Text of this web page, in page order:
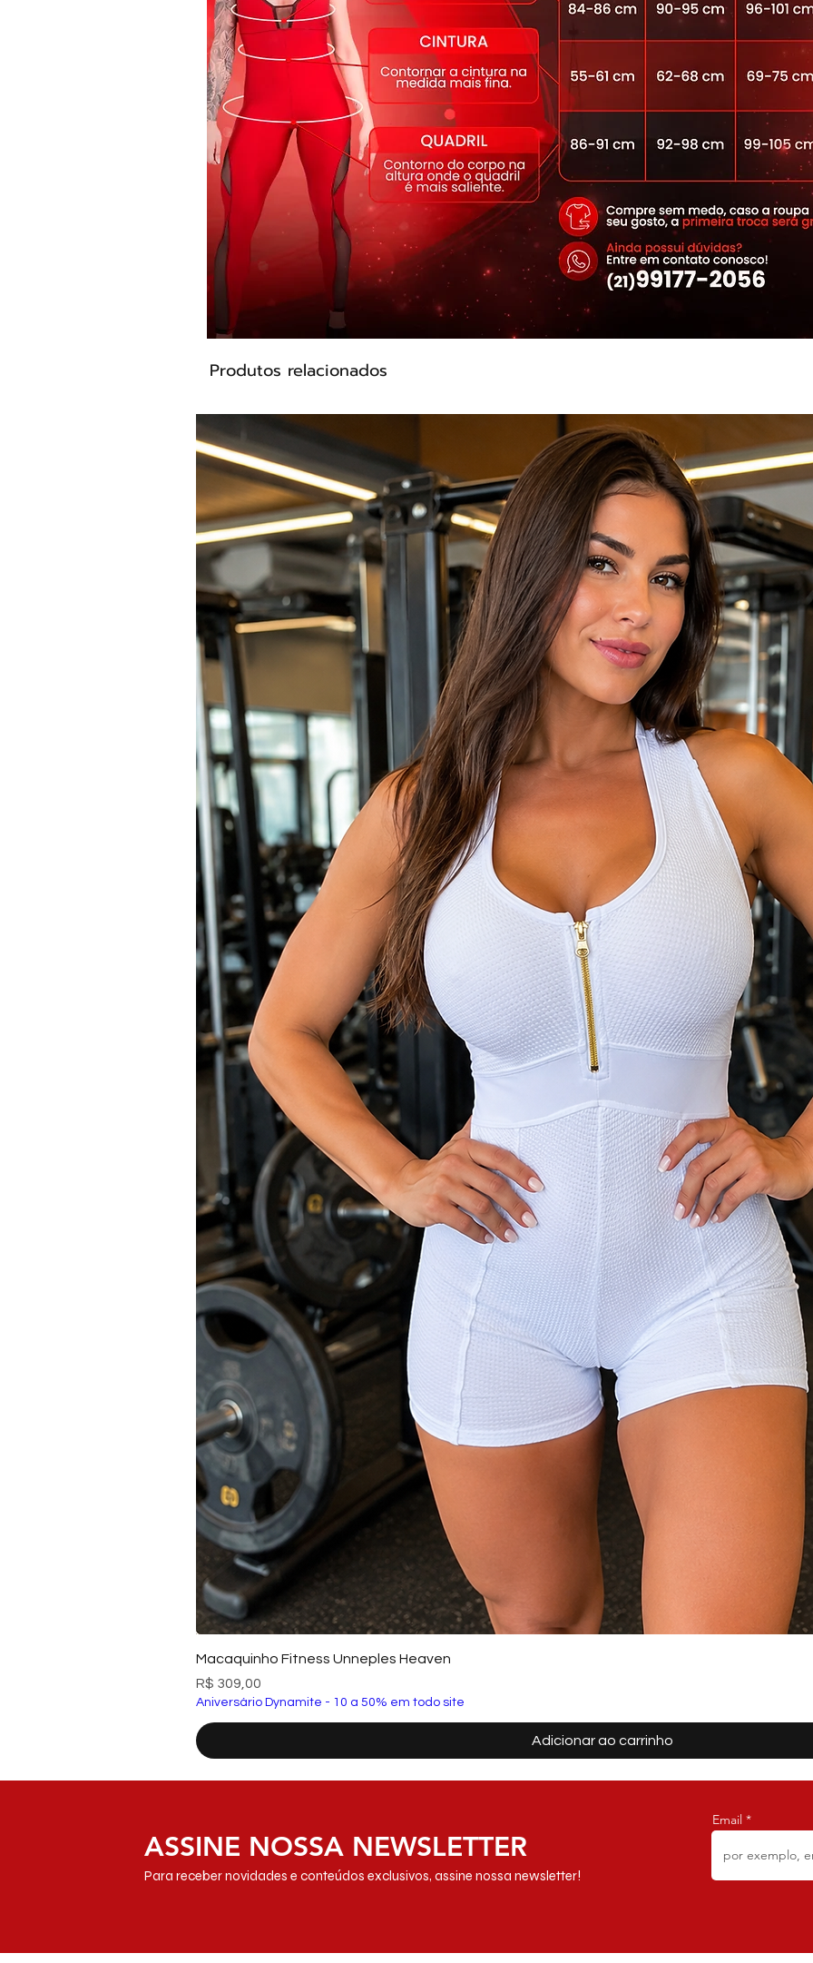
Produtos relacionados
Macaquinho Fitness Unneples Heaven
Preço
R$ 309,00
Aniversário Dynamite - 10 a 50% em todo site
Adicionar ao carrinho
ASSINE NOSSA NEWSLETTER
Para receber novidades e conteúdos exclusivos, assine nossa newsletter!
Email